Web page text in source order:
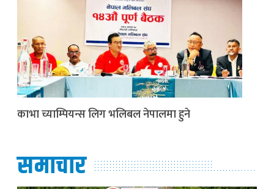
काभा च्याम्पियन्स लिग भलिबल नेपालमा हुने
समाचार